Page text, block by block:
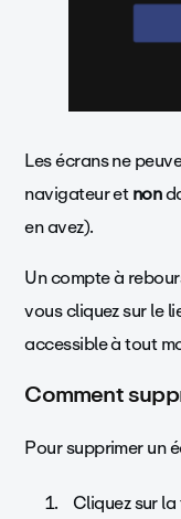
Les écrans ne
navigateur etnon
en avez).
Un compte à
vous cliquez sur le
accessible à tout
Comment
Pour supprimer un
Cliquez sur